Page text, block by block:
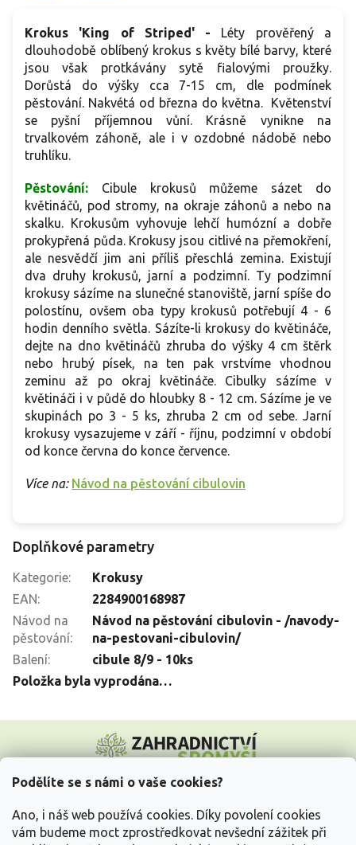
Podělíte se s námi o vaše cookies?
Ano, i náš web používá cookies. Díky povolení cookies
vám budeme moct zprostředkovat nevšední zážitek při
Krokus 'King of Striped' - Léty prověřený a
dlouhodobě oblíbený krokus s květy bílé barvy, které
jsou však protkávány sytě fialovými proužky.
Dorůstá do výšky cca 7-15 cm, dle podmínek
pěstování. Nakvétá od března do května. Květenství
se pyšní příjemnou vůní. Krásně vynikne na
trvalkovém záhoně, ale i v ozdobné nádobě nebo
truhlíku.
Pěstování:
Cibule krokusů můžeme sázet do
květináčů, pod stromy, na okraje záhonů a nebo na
skalku. Krokusům vyhovuje lehčí humózní a dobře
prokypřená půda. Krokusy jsou citlivé na přemokření,
ale nesvědčí jim ani příliš přeschlá zemina. Existují
dva druhy krokusů, jarní a podzimní. Ty podzimní
krokusy sázíme na slunečné stanoviště, jarní spíše do
polostínu, ovšem oba typy krokusů potřebují 4 - 6
hodin denního světla. Sázíte-li krokusy do květináče,
dejte na dno květináčů zhruba do výšky 4 cm štěrk
nebo hrubý písek, na ten pak vrstvíme vhodnou
zeminu až po okraj květináče. Cibulky sázíme v
květináči i v půdě do hloubky 8 - 12 cm. Sázíme je ve
skupinách po 3 - 5 ks, zhruba 2 cm od sebe. Jarní
krokusy vysazujeme v září - říjnu, podzimní v období
od konce června do konce července.
Více na: Návod na pěstování cibulovin
Doplňkové parametry
Kategorie:
Krokusy
EAN:
2284900168987
Návod na
pěstování:
Návod na pěstování cibulovin - /navody-
na-pestovani-cibulovin/
Balení:
cibule 8/9 - 10ks
Položka byla vyprodána…
p
Vše o nákupu